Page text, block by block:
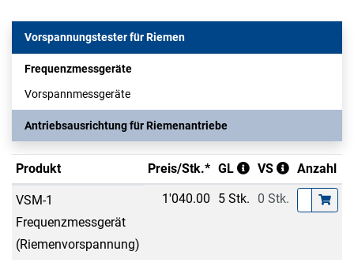
Vorspannungstester für Riemen
Frequenzmessgeräte
Vorspannmessgeräte
Antriebsausrichtung für Riemenantriebe
Produkt Preis/Stk.* GL VS Anzahl
VSM-1
Frequenzmessgerät
(Riemenvorspannung)
1'040.00 5 Stk. 0 Stk.